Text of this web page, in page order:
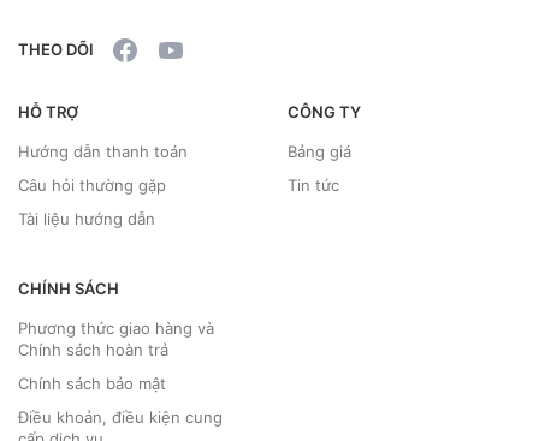
THEO DÕI
HỖ TRỢ
Hướng dẫn thanh toán
Câu hỏi thường gặp
Tài liệu hướng dẫn
CÔNG TY
Bảng giá
Tin tức
CHÍNH SÁCH
Phương thức giao hàng và
Chính sách hoàn trả
Chính sách bảo mật
Điều khoản, điều kiện cung